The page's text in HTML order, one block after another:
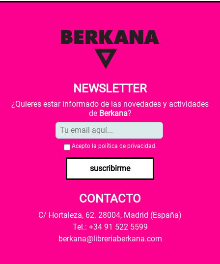
NEWSLETTER
¿Quieres estar informado de las novedades y actividades
de Berkana?
Acepto la política de privacidad .
suscribirme
CONTACTO
C/ Hortaleza, 62. 28004, Madrid (España)
Tel.: +34 91 522 5599
berkana@libreriaberkana.com